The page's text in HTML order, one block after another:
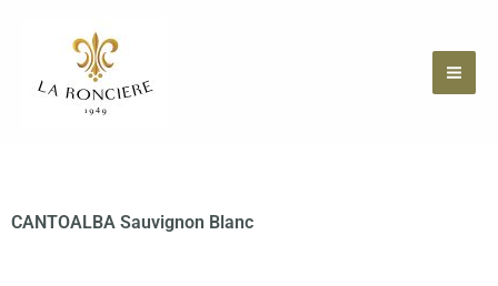
contenido
CANTOALBA Sauvignon Blanc